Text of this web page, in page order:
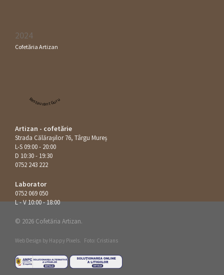
2024
Cofetăria Artizan
Restaurant Guru
Artizan - cofetărie
Strada Călăraşilor 76, Târgu Mureș
L-S 09:00 - 20:00
D 10:30 - 19:30
0752 243 222
Laborator
0752 069 050
L - V 10:00 - 18:00
© 2026 Cofetăria Artizan.
Web Design by Happy Pixels. Foto: Cristians